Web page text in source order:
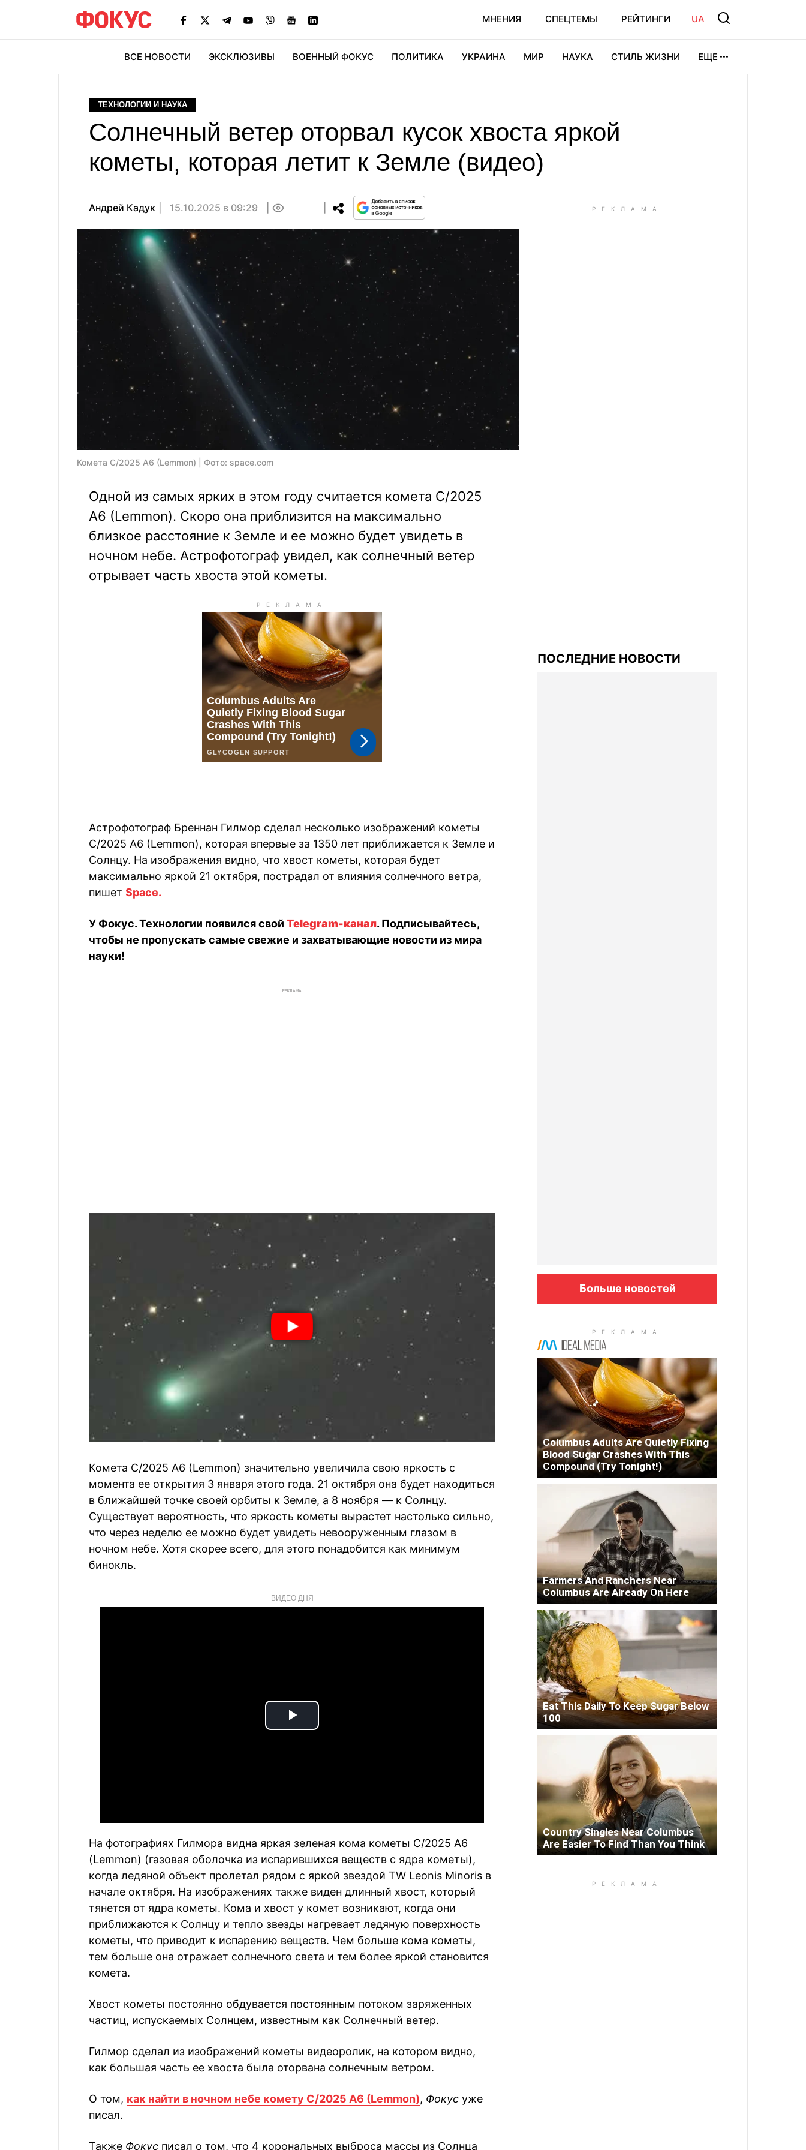
МНЕНИЯ СПЕЦТЕМЫ РЕЙТИНГИ UA
ВСЕ НОВОСТИ ЭКСКЛЮЗИВЫ ВОЕННЫЙ ФОКУС ПОЛИТИКА УКРАИНА МИР НАУКА СТИЛЬ ЖИЗНИ ЕЩЕ
ТЕХНОЛОГИИ И НАУКА
Солнечный ветер оторвал кусок хвоста яркой
кометы, которая летит к Земле (видео)
Андрей Кадук 15.10.2025 в 09:29
Комета C/2025 A6 (Lemmon) | Фото: space.com
Одной из самых ярких в этом году считается комета C/2025
A6 (Lemmon). Скоро она приблизится на максимально
близкое расстояние к Земле и ее можно будет увидеть в
ночном небе. Астрофотограф увидел, как солнечный ветер
отрывает часть хвоста этой кометы.
Астрофотограф Бреннан Гилмор сделал несколько изображений кометы
C/2025 A6 (Lemmon), которая впервые за 1350 лет приближается к Земле и
Солнцу. На изображения видно, что хвост кометы, которая будет
максимально яркой 21 октября, пострадал от влияния солнечного ветра,
пишет Space.
У Фокус. Технологии появился свой Telegram-канал. Подписывайтесь,
чтобы не пропускать самые свежие и захватывающие новости из мира
науки!
РЕКЛАМА
Комета C/2025 A6 (Lemmon) значительно увеличила свою яркость с
момента ее открытия 3 января этого года. 21 октября она будет находиться
в ближайшей точке своей орбиты к Земле, а 8 ноября — к Солнцу.
Существует вероятность, что яркость кометы вырастет настолько сильно,
что через неделю ее можно будет увидеть невооруженным глазом в
ночном небе. Хотя скорее всего, для этого понадобится как минимум
бинокль.
ВИДЕО ДНЯ
Play
На фотографиях Гилмора видна яркая зеленая кома кометы C/2025 A6
(Lemmon) (газовая оболочка из испарившихся веществ с ядра кометы),
когда ледяной объект пролетал рядом с яркой звездой TW Leonis Minoris в
начале октября. На изображениях также виден длинный хвост, который
тянется от ядра кометы. Кома и хвост у комет возникают, когда они
приближаются к Солнцу и тепло звезды нагревает ледяную поверхность
кометы, что приводит к испарению веществ. Чем больше кома кометы,
тем больше она отражает солнечного света и тем более яркой становится
комета.
Хвост кометы постоянно обдувается постоянным потоком заряженных
частиц, испускаемых Солнцем, известным как Солнечный ветер.
Гилмор сделал из изображений кометы видеоролик, на котором видно,
как большая часть ее хвоста была оторвана солнечным ветром.
О том, как найти в ночном небе комету C/2025 A6 (Lemmon), Фокус уже
писал.
Также Фокус писал о том, что 4 корональных выброса массы из Солнца
ПОСЛЕДНИЕ НОВОСТИ
Больше новостей